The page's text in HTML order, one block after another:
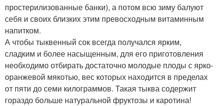
простерилизованные банки), а потом всю зиму балуют
себя и своих близких этим превосходным витаминным
напитком.
А чтобы тыквенный сок всегда получался ярким,
сладким и более насыщенным, для его приготовления
необходимо отбирать достаточно молодые плоды с ярко-
оранжевой мякотью, вес которых находится в пределах
от пяти до семи килограммов. Такая тыква содержит
гораздо больше натуральной фруктозы и каротина!